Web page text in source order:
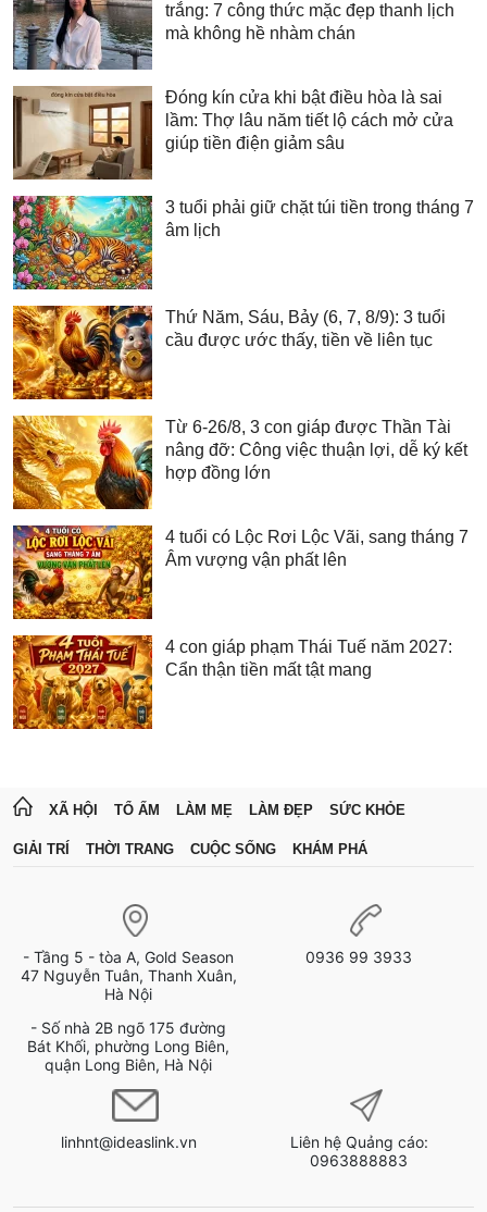
trắng: 7 công thức mặc đẹp thanh lịch
mà không hề nhàm chán
Đóng kín cửa khi bật điều hòa là sai
lầm: Thợ lâu năm tiết lộ cách mở cửa
giúp tiền điện giảm sâu
3 tuổi phải giữ chặt túi tiền trong tháng 7
âm lịch
Thứ Năm, Sáu, Bảy (6, 7, 8/9): 3 tuổi
cầu được ước thấy, tiền về liên tục
Từ 6-26/8, 3 con giáp được Thần Tài
nâng đỡ: Công việc thuận lợi, dễ ký kết
hợp đồng lớn
4 tuổi có Lộc Rơi Lộc Vãi, sang tháng 7
Âm vượng vận phất lên
4 con giáp phạm Thái Tuế năm 2027:
Cẩn thận tiền mất tật mang
XÃ HỘI TỔ ẤM LÀM MẸ LÀM ĐẸP SỨC KHỎE
GIẢI TRÍ THỜI TRANG CUỘC SỐNG KHÁM PHÁ
- Tầng 5 - tòa A, Gold Season
47 Nguyễn Tuân, Thanh Xuân,
Hà Nội
- Số nhà 2B ngõ 175 đường
Bát Khối, phường Long Biên,
quận Long Biên, Hà Nội
0936 99 3933
linhnt@ideaslink.vn
Liên hệ Quảng cáo:
0963888883